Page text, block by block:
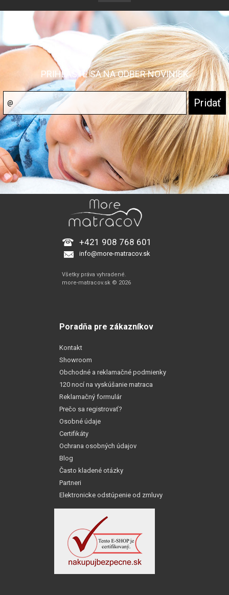
PRIHLÁSTE SA NA ODBER NOVINIEK
+421 908 768 601
info@more-matracov.sk
Všetky práva vyhradené.
more-matracov.sk © 2026
Poradňa pre zákazníkov
Kontakt
Showroom
Obchodné a reklamačné podmienky
120 nocí na vyskúšanie matraca
Reklamačný formulár
Prečo sa registrovať?
Osobné údaje
Certifikáty
Ochrana osobných údajov
Blog
Často kladené otázky
Partneri
Elektronicke odstúpenie od zmluvy